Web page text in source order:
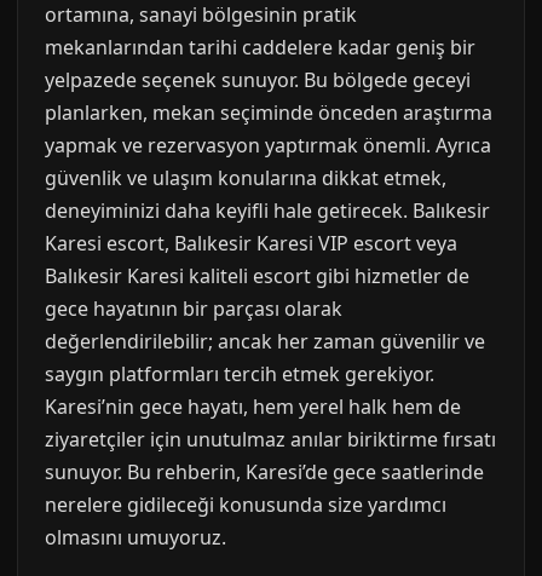
ortamına, sanayi bölgesinin pratik
mekanlarından tarihi caddelere kadar geniş bir
yelpazede seçenek sunuyor. Bu bölgede geceyi
planlarken, mekan seçiminde önceden araştırma
yapmak ve rezervasyon yaptırmak önemli. Ayrıca
güvenlik ve ulaşım konularına dikkat etmek,
deneyiminizi daha keyifli hale getirecek. Balıkesir
Karesi escort, Balıkesir Karesi VIP escort veya
Balıkesir Karesi kaliteli escort gibi hizmetler de
gece hayatının bir parçası olarak
değerlendirilebilir; ancak her zaman güvenilir ve
saygın platformları tercih etmek gerekiyor.
Karesi’nin gece hayatı, hem yerel halk hem de
ziyaretçiler için unutulmaz anılar biriktirme fırsatı
sunuyor. Bu rehberin, Karesi’de gece saatlerinde
nerelere gidileceği konusunda size yardımcı
olmasını umuyoruz.